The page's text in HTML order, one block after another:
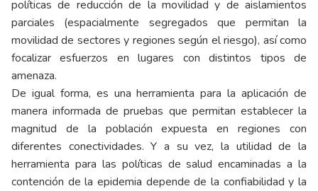
políticas de reducción de la movilidad y de aislamientos
parciales (espacialmente segregados que permitan la
movilidad de sectores y regiones según el riesgo), así como
focalizar esfuerzos en lugares con distintos tipos de
amenaza.
De igual forma, es una herramienta para la aplicación de
manera informada de pruebas que permitan establecer la
magnitud de la población expuesta en regiones con
diferentes conectividades. Y a su vez, la utilidad de la
herramienta para las políticas de salud encaminadas a la
contención de la epidemia depende de la confiabilidad y la